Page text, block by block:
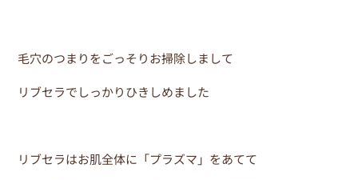
毛穴のつまりをごっそりお掃除しまして
リブセラでしっかりひきしめました
リブセラはお肌全体に「プラズマ」をあてて